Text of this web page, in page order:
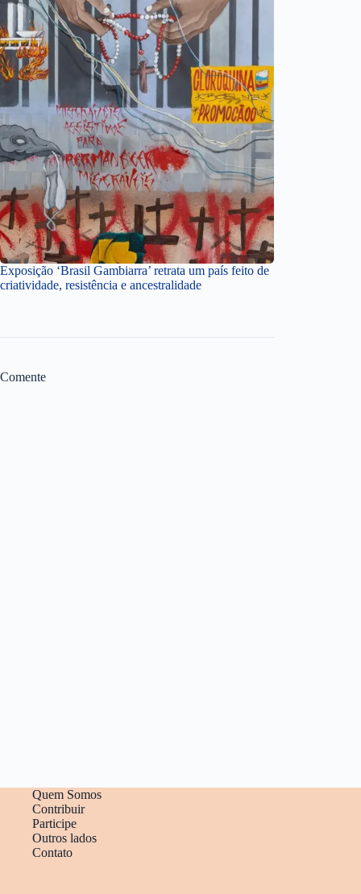
Exposição ‘Brasil Gambiarra’ retrata um país feito de
criatividade, resistência e ancestralidade
Comente
Quem Somos
Contribuir
Participe
Outros lados
Contato